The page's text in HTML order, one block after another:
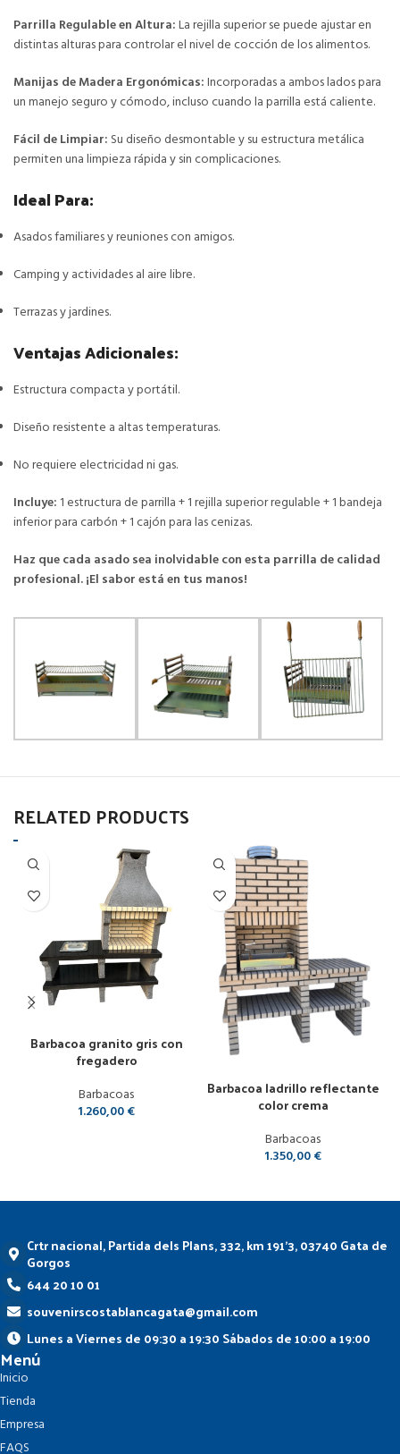
Parrilla Regulable en Altura:La rejilla superior se puede ajustar en
distintas alturas para controlar el nivel de cocción de los alimentos.
Manijas de Madera Ergonómicas:Incorporadas a ambos lados para
un manejo seguro y cómodo, incluso cuando la parrilla está caliente.
Fácil de Limpiar: Su diseño desmontable y su estructura metálica
permiten una limpieza rápida y sin complicaciones.
Ideal Para:
Asados familiares y reuniones con amigos.
Camping y actividades al aire libre.
Terrazas y jardines.
Ventajas Adicionales:
Estructura compacta y portátil.
Diseño resistente a altas temperaturas.
No requiere electricidad ni gas.
Incluye: 1 estructura de parrilla + 1 rejilla superior regulable + 1 bandeja
inferior para carbón + 1 cajón para las cenizas.
Haz que cada asado sea inolvidable con esta parrilla de calidad
profesional. ¡El sabor está en tus manos!
RELATED PRODUCTS
Barbacoa granito gris con
fregadero
Barbacoas
1.260,00€
Barbacoa ladrillo reflectante
color crema
Barbacoas
1.350,00€
Crtr nacional, Partida dels Plans, 332, km 191'3, 03740 Gata de
Gorgos
644 20 10 01
souvenirscostablancagata@gmail.com
Lunes a Viernes de 09:30 a 19:30 Sábados de 10:00 a 19:00
Menú
Inicio
Tienda
Empresa
FAQS